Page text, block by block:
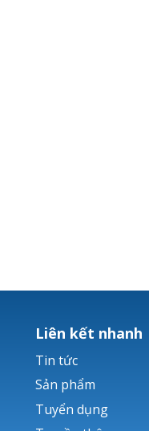
Liên kết nhanh
Tin tức
Sản phẩm
Tuyển dụng